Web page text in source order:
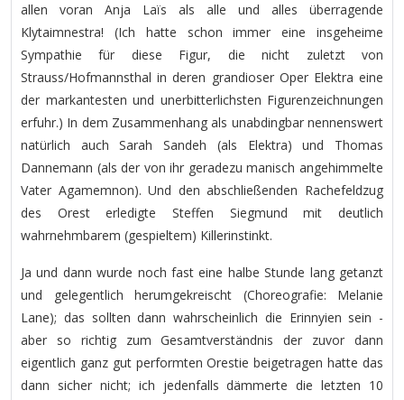
allen voran Anja Laïs als alle und alles überragende
Klytaimnestra! (Ich hatte schon immer eine insgeheime
Sympathie für diese Figur, die nicht zuletzt von
Strauss/Hofmannsthal in deren grandioser Oper Elektra eine
der markantesten und unerbitterlichsten Figurenzeichnungen
erfuhr.) In dem Zusammenhang als unabdingbar nennenswert
natürlich auch Sarah Sandeh (als Elektra) und Thomas
Dannemann (als der von ihr geradezu manisch angehimmelte
Vater Agamemnon). Und den abschließenden Rachefeldzug
des Orest erledigte Steffen Siegmund mit deutlich
wahrnehmbarem (gespieltem) Killerinstinkt.
Ja und dann wurde noch fast eine halbe Stunde lang getanzt
und gelegentlich herumgekreischt (Choreografie: Melanie
Lane); das sollten dann wahrscheinlich die Erinnyien sein -
aber so richtig zum Gesamtverständnis der zuvor dann
eigentlich ganz gut performten Orestie beigetragen hatte das
dann sicher nicht; ich jedenfalls dämmerte die letzten 10